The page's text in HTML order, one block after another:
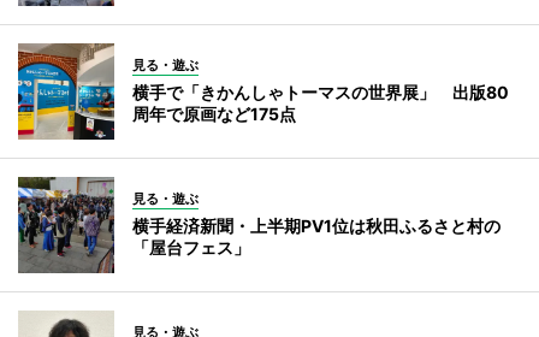
見る・遊ぶ
横手で「きかんしゃトーマスの世界展」 出版80
周年で原画など175点
見る・遊ぶ
横手経済新聞・上半期PV1位は秋田ふるさと村の
「屋台フェス」
見る・遊ぶ